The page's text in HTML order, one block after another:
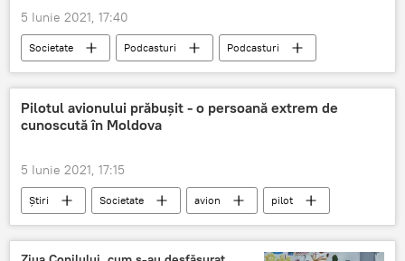
5 Iunie 2021, 17:40
Societate Podcasturi
Podcasturi
Republica Moldova
Opinie
Politică
PSRM
PCRM
Pilotul avionului prăbușit - o persoană extrem de
cunoscută în Moldova
5 Iunie 2021, 17:15
Știri Societate avion pilot